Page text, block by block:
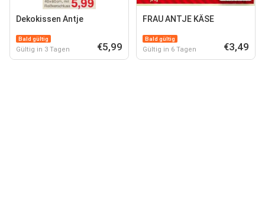
Dekokissen Antje
Bald gültig
Gültig in 3 Tagen €5,99
FRAU ANTJE KÄSE
Bald gültig
Gültig in 6 Tagen €3,49